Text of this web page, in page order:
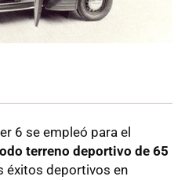
6 se empleó para el
terreno deportivo de 65
éxitos deportivos en